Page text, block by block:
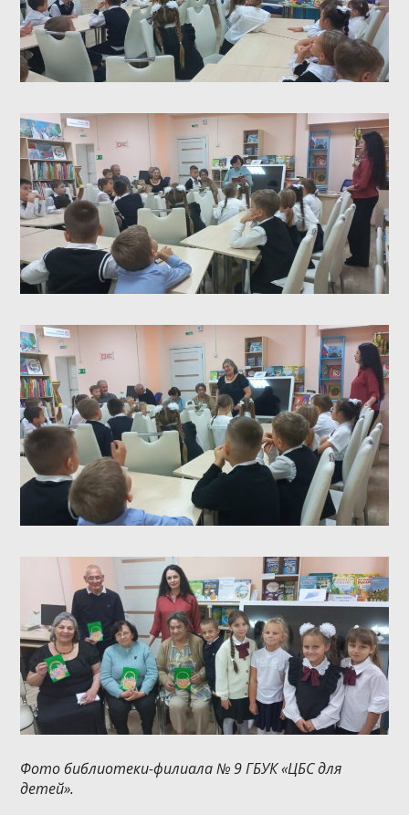
Фото библиотеки-филиала № 9 ГБУК «ЦБС для
детей».